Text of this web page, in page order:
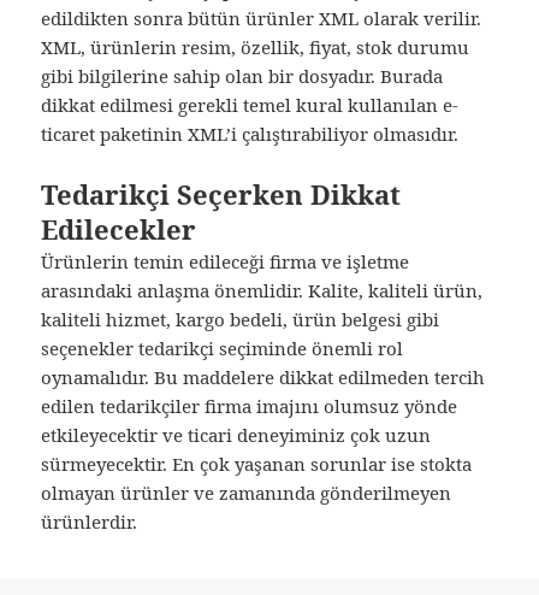
edildikten sonra bütün ürünler XML olarak verilir.
XML, ürünlerin resim, özellik, fiyat, stok durumu
gibi bilgilerine sahip olan bir dosyadır. Burada
dikkat edilmesi gerekli temel kural kullanılan e-
ticaret paketinin XML’i çalıştırabiliyor olmasıdır.
Tedarikçi Seçerken Dikkat
Edilecekler
Ürünlerin temin edileceği firma ve işletme
arasındaki anlaşma önemlidir. Kalite, kaliteli ürün,
kaliteli hizmet, kargo bedeli, ürün belgesi gibi
seçenekler tedarikçi seçiminde önemli rol
oynamalıdır. Bu maddelere dikkat edilmeden tercih
edilen tedarikçiler firma imajını olumsuz yönde
etkileyecektir ve ticari deneyiminiz çok uzun
sürmeyecektir. En çok yaşanan sorunlar ise stokta
olmayan ürünler ve zamanında gönderilmeyen
ürünlerdir.